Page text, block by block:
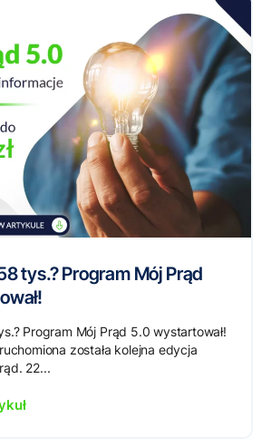
tys.? Program Mój Prąd
Program Mój Prąd 5.0 wystartował!
została kolejna edycja
22...